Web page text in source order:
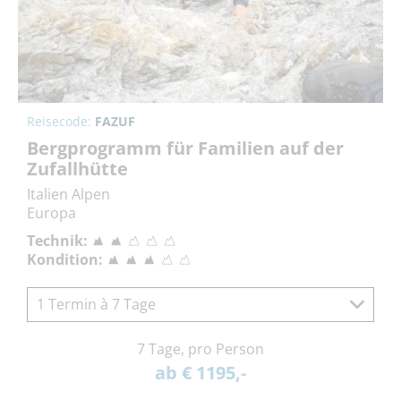
Reisecode: FAZUF
Bergprogramm für Familien auf der
Zufallhütte
Italien Alpen
Europa
Technik:
Kondition:
1 Termin à 7 Tage
7 Tage, pro Person
ab € 1195,-